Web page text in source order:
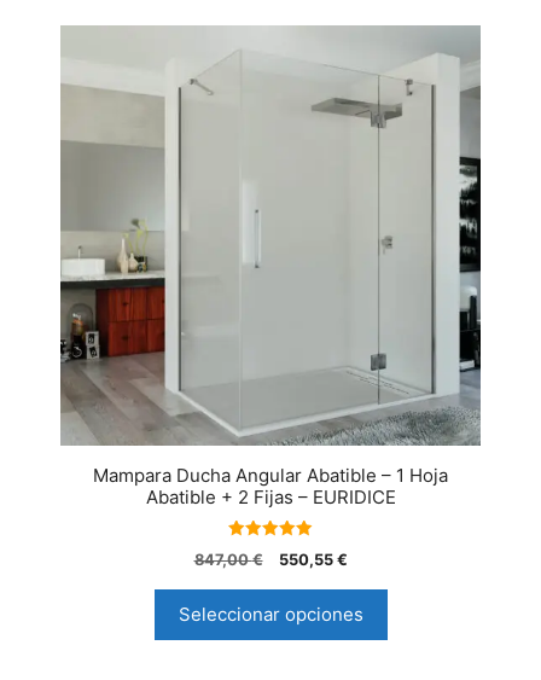
Mampara Ducha Angular Abatible – 1 Hoja
Abatible + 2 Fijas – EURIDICE
5.00
de 5
847,00€ 550,55 €
Seleccionar opciones